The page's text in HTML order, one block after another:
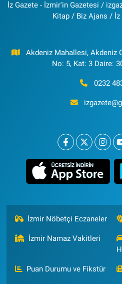
İz Gazete - İzmir'in Gazetesi /
Kitap / Biz Ajans / İz
Akdeniz Mahallesi, Akdeniz
No: 5, Kat: 3 Daire:
0232
İzmir Nöbetçi Eczaneler
İzmir Namaz Vakitleri
Puan Durumu ve Fikstür